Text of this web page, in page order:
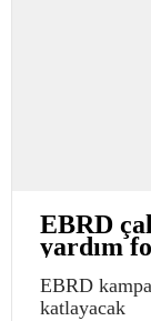
EBRD
yardım
EBRD
katlayacak